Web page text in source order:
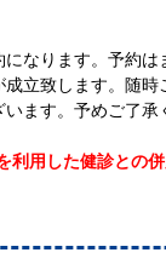
なります。予約は
立致します。随時
ます。予めご了承
利用した健診との